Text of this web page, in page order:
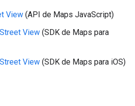
View (API de Maps JavaScript)
View (SDK de Maps para
View (SDK de Maps para iOS)